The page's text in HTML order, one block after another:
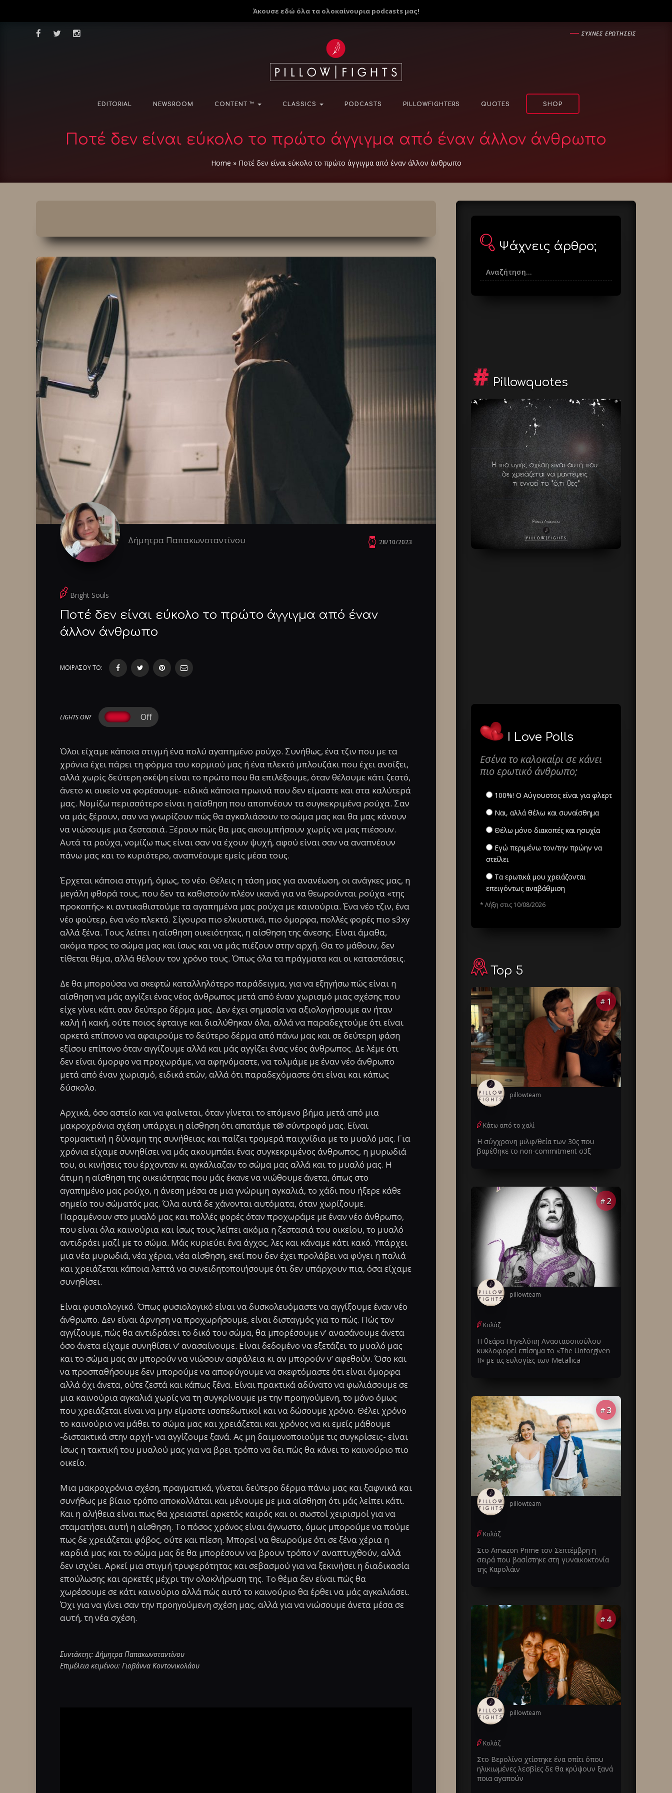
Άκουσε εδώ όλα τα ολοκαίνουρια podcasts μας!
―ΣΥΧΝΕΣ ΕΡΩΤΗΣΕΙΣ
EDITORIAL NEWSROOM CONTENT ™ CLASSICS PODCASTS PILLOWFIGHTERS QUOTES SHOP
Ποτέ δεν είναι εύκολο το πρώτο άγγιγμα από έναν άλλον άνθρωπο
Home » Ποτέ δεν είναι εύκολο το πρώτο άγγιγμα από έναν άλλον άνθρωπο
Δήμητρα Παπακωνσταντίνου 28/10/2023
Bright Souls
Ποτέ δεν είναι εύκολο το πρώτο άγγιγμα από έναν
άλλον άνθρωπο
ΜΟΙΡΑΣΟΥ ΤΟ:
LIGHTS ON?
Όλοι είχαμε κάποια στιγμή ένα πολύ αγαπημένο ρούχο. Συνήθως, ένα τζιν που με τα
χρόνια έχει πάρει τη φόρμα του κορμιού μας ή ένα πλεκτό μπλουζάκι που έχει ανοίξει,
αλλά χωρίς δεύτερη σκέψη είναι το πρώτο που θα επιλέξουμε, όταν θέλουμε κάτι ζεστό,
άνετο κι οικείο να φορέσουμε- ειδικά κάποια πρωινά που δεν είμαστε και στα καλύτερά
μας. Νομίζω περισσότερο είναι η αίσθηση που αποπνέουν τα συγκεκριμένα ρούχα. Σαν
να μάς ξέρουν, σαν να γνωρίζουν πώς θα αγκαλιάσουν το σώμα μας και θα μας κάνουν
να νιώσουμε μια ζεστασιά. Ξέρουν πώς θα μας ακουμπήσουν χωρίς να μας πιέσουν.
Αυτά τα ρούχα, νομίζω πως είναι σαν να έχουν ψυχή, αφού είναι σαν να αναπνέουν
πάνω μας και το κυριότερο, αναπνέουμε εμείς μέσα τους.
Έρχεται κάποια στιγμή, όμως, το νέο. Θέλεις η τάση μας για ανανέωση, οι ανάγκες μας, η
μεγάλη φθορά τους, που δεν τα καθιστούν πλέον ικανά για να θεωρούνται ρούχα «της
προκοπής» κι αντικαθιστούμε τα αγαπημένα μας ρούχα με καινούρια. Ένα νέο τζιν, ένα
νέο φούτερ, ένα νέο πλεκτό. Σίγουρα πιο ελκυστικά, πιο όμορφα, πολλές φορές πιο s3xy
αλλά ξένα. Τους λείπει η αίσθηση οικειότητας, η αίσθηση της άνεσης. Είναι άμαθα,
ακόμα προς το σώμα μας και ίσως και να μάς πιέζουν στην αρχή. Θα το μάθουν, δεν
τίθεται θέμα, αλλά θέλουν τον χρόνο τους. Όπως όλα τα πράγματα και οι καταστάσεις.
Δε θα μπορούσα να σκεφτώ καταλληλότερο παράδειγμα, για να εξηγήσω πώς είναι η
αίσθηση να μάς αγγίζει ένας νέος άνθρωπος μετά από έναν χωρισμό μιας σχέσης που
είχε γίνει κάτι σαν δεύτερο δέρμα μας. Δεν έχει σημασία να αξιολογήσουμε αν ήταν
καλή ή κακή, ούτε ποιος έφταιγε και διαλύθηκαν όλα, αλλά να παραδεχτούμε ότι είναι
αρκετά επίπονο να αφαιρούμε το δεύτερο δέρμα από πάνω μας και σε δεύτερη φάση
εξίσου επίπονο όταν αγγίζουμε αλλά και μάς αγγίζει ένας νέος άνθρωπος. Δε λέμε ότι
δεν είναι όμορφο να προχωράμε, να αφηνόμαστε, να τολμάμε με έναν νέο άνθρωπο
μετά από έναν χωρισμό, ειδικά ετών, αλλά ότι παραδεχόμαστε ότι είναι και κάπως
δύσκολο.
Αρχικά, όσο αστείο και να φαίνεται, όταν γίνεται το επόμενο βήμα μετά από μια
μακροχρόνια σχέση υπάρχει η αίσθηση ότι απατάμε τ@ σύντροφό μας. Είναι
τρομακτική η δύναμη της συνήθειας και παίζει τρομερά παιχνίδια με το μυαλό μας. Για
χρόνια είχαμε συνηθίσει να μάς ακουμπάει ένας συγκεκριμένος άνθρωπος, η μυρωδιά
του, οι κινήσεις του έρχονταν κι αγκάλιαζαν το σώμα μας αλλά και το μυαλό μας. Η
άτιμη η αίσθηση της οικειότητας που μάς έκανε να νιώθουμε άνετα, όπως στο
αγαπημένο μας ρούχο, η άνεση μέσα σε μια γνώριμη αγκαλιά, το χάδι που ήξερε κάθε
σημείο του σώματός μας. Όλα αυτά δε χάνονται αυτόματα, όταν χωρίζουμε.
Παραμένουν στο μυαλό μας και πολλές φορές όταν προχωράμε με έναν νέο άνθρωπο,
που είναι όλα καινούρια και ίσως τους λείπει ακόμα η ζεστασιά του οικείου, το μυαλό
αντιδράει μαζί με το σώμα. Μάς κυριεύει ένα άγχος, λες και κάναμε κάτι κακό. Υπάρχει
μια νέα μυρωδιά, νέα χέρια, νέα αίσθηση, εκεί που δεν έχει προλάβει να φύγει η παλιά
και χρειάζεται κάποια λεπτά να συνειδητοποιήσουμε ότι δεν υπάρχουν πια, όσα είχαμε
συνηθίσει.
Είναι φυσιολογικό. Όπως φυσιολογικό είναι να δυσκολευόμαστε να αγγίξουμε έναν νέο
άνθρωπο. Δεν είναι άρνηση να προχωρήσουμε, είναι δισταγμός για το πώς. Πώς τον
αγγίζουμε, πώς θα αντιδράσει το δικό του σώμα, θα μπορέσουμε ν’ ανασάνουμε άνετα
όσο άνετα είχαμε συνηθίσει ν’ ανασαίνουμε. Είναι δεδομένο να εξετάζει το μυαλό μας
και το σώμα μας αν μπορούν να νιώσουν ασφάλεια κι αν μπορούν ν’ αφεθούν. Όσο και
να προσπαθήσουμε δεν μπορούμε να αποφύγουμε να σκεφτόμαστε ότι είναι όμορφα
αλλά όχι άνετα, ούτε ζεστά και κάπως ξένα. Είναι πρακτικά αδύνατο να φωλιάσουμε σε
μια καινούρια αγκαλιά χωρίς να τη συγκρίνουμε με την προηγούμενη, το μόνο όμως
που χρειάζεται είναι να μην είμαστε ισοπεδωτικοί και να δώσουμε χρόνο. Θέλει χρόνο
το καινούριο να μάθει το σώμα μας και χρειάζεται και χρόνος να κι εμείς μάθουμε
-διστακτικά στην αρχή- να αγγίζουμε ξανά. Ας μη δαιμονοποιούμε τις συγκρίσεις- είναι
ίσως η τακτική του μυαλού μας για να βρει τρόπο να δει πώς θα κάνει το καινούριο πιο
οικείο.
Μια μακροχρόνια σχέση, πραγματικά, γίνεται δεύτερο δέρμα πάνω μας και ξαφνικά και
συνήθως με βίαιο τρόπο αποκολλάται και μένουμε με μια αίσθηση ότι μάς λείπει κάτι.
Και η αλήθεια είναι πως θα χρειαστεί αρκετός καιρός και οι σωστοί χειρισμοί για να
σταματήσει αυτή η αίσθηση. Το πόσος χρόνος είναι άγνωστο, όμως μπορούμε να πούμε
πως δε χρειάζεται φόβος, ούτε και πίεση. Μπορεί να θεωρούμε ότι σε ξένα χέρια η
καρδιά μας και το σώμα μας δε θα μπορέσουν να βρουν τρόπο ν’ αναπτυχθούν, αλλά
δεν ισχύει. Αρκεί μια στιγμή τρυφερότητας και σεβασμού για να ξεκινήσει η διαδικασία
επούλωσης και αρκετές μέχρι την ολοκλήρωση της. Το θέμα δεν είναι πώς θα
χωρέσουμε σε κάτι καινούριο αλλά πώς αυτό το καινούριο θα έρθει να μάς αγκαλιάσει.
Όχι για να γίνει σαν την προηγούμενη σχέση μας, αλλά για να νιώσουμε άνετα μέσα σε
αυτή, τη νέα σχέση.
Συντάκτης: Δήμητρα Παπακωνσταντίνου
Επιμέλεια κειμένου: Γιοβάννα Κοντονικολάου
Ψάχνεις άρθρο;
Pillowquotes
I Love Polls
Εσένα το καλοκαίρι σε κάνει
πιο ερωτικό άνθρωπο;
100%! Ο Αύγουστος είναι για φλερτ
Ναι, αλλά θέλω και συναίσθημα
Θέλω μόνο διακοπές και ησυχία
Εγώ περιμένω τον/την πρώην να
στείλει
Τα ερωτικά μου χρειάζονται
επειγόντως αναβάθμιση
* Λήξη στις 10/08/2026
Top 5
# 1
pillowteam
Κάτω από το χαλί
Η σύγχρονη μιλφ/θεία των 30ς που
βαρέθηκε το non-commitment σ3ξ
# 2
pillowteam
Κολάζ
Η θεάρα Πηνελόπη Αναστασοπούλου
κυκλοφορεί επίσημα το «The Unforgiven
II» με τις ευλογίες των Metallica
# 3
pillowteam
Κολάζ
Στο Amazon Prime τον Σεπτέμβρη η
σειρά που βασίστηκε στη γυναικοκτονία
της Καρολάιν
# 4
pillowteam
Κολάζ
Στο Βερολίνο χτίστηκε ένα σπίτι όπου
ηλικιωμένες λεσβίες δε θα κρύψουν ξανά
ποια αγαπούν